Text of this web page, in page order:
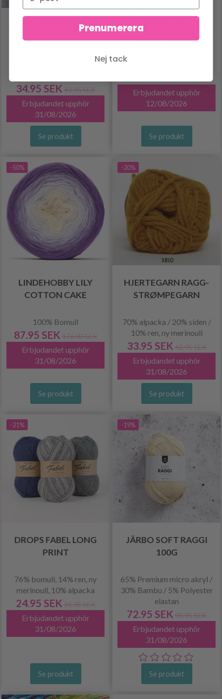
JÄRBO JUNIOR RAGGI
75% Superwash ull / 25%
34.95 SEK 43.95 SEK
Erbjudandet upphör
31/08/2026
Se produkt
SCHEEPJES LITTLE
DARLING SPRINKLED
Erbjudandet upphör
12/08/2026
Se produkt
-50%
LINDEHOBBY LILY
COTTON CAKE
100% Bomull
87.95 SEK 176.00 SEK
Erbjudandet upphör
31/08/2026
Se produkt
-20%
HJERTEGARN RAGG-
STRØMPEGARN
70% alpacka / 20% siden /
10% ren, ny merinoull
33.95 SEK 42.95 SEK
Erbjudandet upphör
31/08/2026
Se produkt
-21%
DROPS FABEL LONG
PRINT
76% bomull, 14% ren, ny
merinoull, 10% alpacka
24.95 SEK 31.95 SEK
Erbjudandet upphör
31/08/2026
Se produkt
-19%
JÄRBO SOFT RAGGI
100G
65% Premium micro akryl /
30% Bambu / 5% Polyester
elastan
72.95 SEK 90.95 SEK
Erbjudandet upphör
31/08/2026
Se produkt
Prenumerera
Nej tack